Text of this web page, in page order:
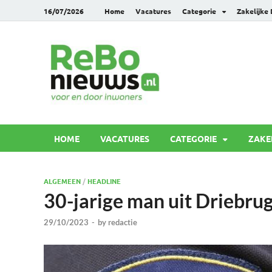
16/07/2026 Home Vacatures Categorie Zakelijke
HOME VACATURES CATEGORIE
ALGEMEEN / HEADLINE
30-jarige man uit
29/10/2023 - by redactie